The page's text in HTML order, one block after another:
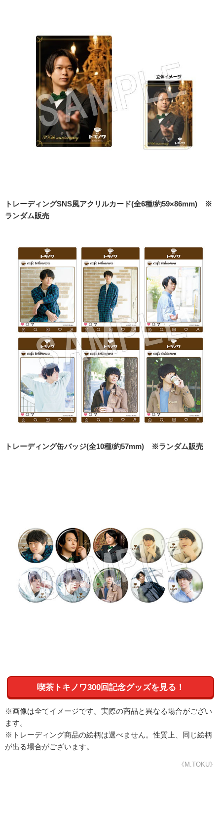
トレーディングSNS風アクリルカード(全6種/約59×86mm) ※
ランダム販売
トレーディング缶バッジ(全10種/約57mm) ※ランダム販売
喫茶トキノワ300回記念グッズを見る！
※画像は全てイメージです。実際の商品と異なる場合がござい
ます。
※トレーディング商品の絵柄は選べません。性質上、同じ絵柄
が出る場合がございます。
《M.TOKU》